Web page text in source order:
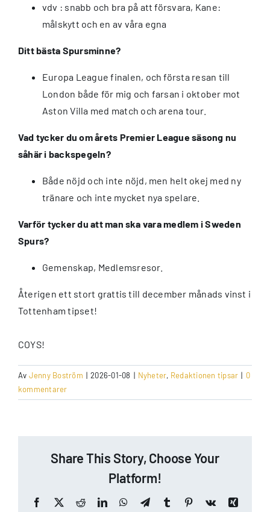
vdv : snabb och bra på att försvara, Kane:
målskytt och en av våra egna
Ditt bästa Spursminne?
Europa League finalen, och första resan till
London både för mig och farsan i oktober mot
Aston Villa med match och arena tour.
Vad tycker du om årets Premier League säsong nu
såhär i backspegeln?
Både nöjd och inte nöjd, men helt okej med ny
tränare och inte mycket nya spelare.
Varför tycker du att man ska vara medlem i Sweden
Spurs?
Gemenskap, Medlemsresor.
Återigen ett stort grattis till december månads vinst i
Tottenham tipset!
COYS!
Av Jenny Boström | 2026-01-08 | Nyheter, Redaktionen tipsar | 0
kommentarer
Share This Story, Choose Your
Platform!
Facebook
X RedditLinkedInWhatsApp
TelegramTumblr Pinterest
Vk
Xing